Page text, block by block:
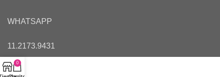
WHATSAPP
11.2173.9431
0